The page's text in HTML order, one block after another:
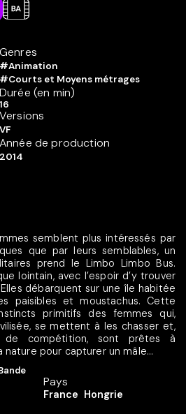
Genres
#Animation
#Courts et Moyens métrages
Durée (en min)
16
Versions
VF
Année de production
2014
semblent plus intéressés par
que par leurs semblables, un
prend le Limbo Limbo Bus.
lointain, avec l’espoir d’y trouver
débarquent sur une île habitée
paisibles et moustachus. Cette
primitifs des femmes qui,
se mettent à les chasser et,
de compétition, sont prêtes à
pour capturer un mâle...
Pays
France Hongrie